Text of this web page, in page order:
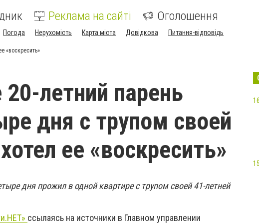
Реклама на сайті Оголошення
Погода Нерухомість Карта міста Довідкова Питання-відповідь
«воскресить»
летний парень
дня с трупом своей
ее «воскресить»
дня прожил в одной квартире с трупом своей 41-летней
ссылаясь на источники в Главном управлении